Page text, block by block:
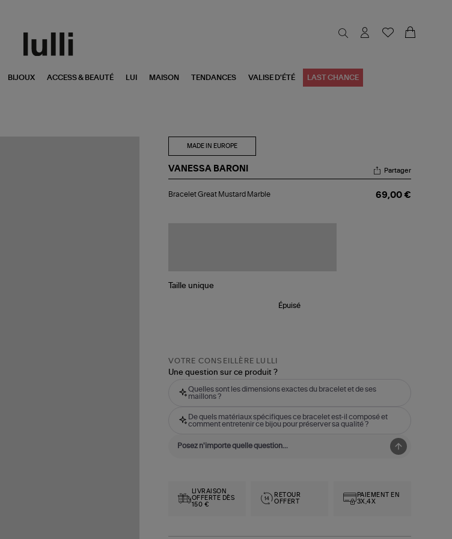
BIJOUX ACCESS & BEAUTÉ LUI MAISON TENDANCES VALISE D'ÉTÉ LAST CHANCE
MADE IN EUROPE
VANESSA BARONI
Great
Partager
Bracelet Great Mustard Marble 69,00 €
Taille unique
Épuisé
VOTRE CONSEILLÈRE LULLI
Une question sur ce produit ?
Quelles sont les dimensions exactes du bracelet et de ses
maillons ?
De quels matériaux spécifiques ce bracelet est-il composé et
comment entretenir ce bijou pour préserver sa qualité ?
LIVRAISON
OFFERTE DÈS
150 €
RETOUR
OFFERT
PAIEMENT EN
3X,4X